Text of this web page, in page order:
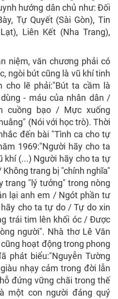
hướng dân chủ như: Đối
Tự Quyết (Sài Gòn), Tin
Liên Kết (Nha Trang),
niệm, văn chương phải có
ngòi bút cũng là vũ khí tinh
cho lẽ phải:"Bút ta cầm là
- máu của nhân dân /
cuồng bạo / Mực xuống
(Nói với học trò). Thời
đến bài "Tình ca cho tự
1969:"Người hãy cho ta
khí (...) Người hãy cho ta tự
trang bị "chính nghĩa"
trang "lý tưởng" trong nòng
lại anh em / Ngót phần tư
cho ta tự do / Tự do xin
trái tim lên khối óc / Được
người". Nhà thơ Lê Văn
hoạt động trong phong
phát biểu:"Nguyễn Tường
nhạy cảm trong đời lẫn
đứng vững chãi trong thế
một con người đáng quý